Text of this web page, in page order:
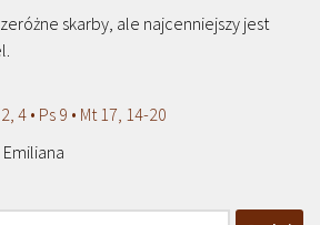
skarby, ale najcenniejszy jest
4 • Ps 9 • Mt 17, 14-20